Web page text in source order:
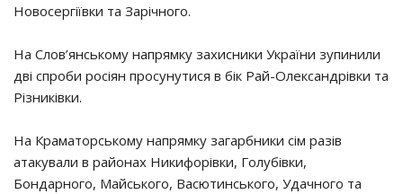
Новосергіївки та Зарічного.
На Слов’янському напрямку захисники України зупинили
дві спроби росіян просунутися в бік Рай-Олександрівки та
Різниківки.
На Краматорському напрямку загарбники сім разів
атакували в районах Никифорівки, Голубівки,
Бондарного, Майського, Васютинського, Удачного та